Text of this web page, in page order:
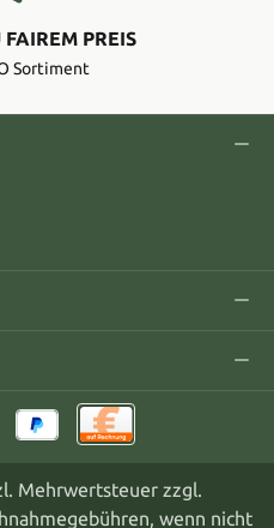
PREIS
Sortiment
Mehrwertsteuer zzgl.
wenn nicht